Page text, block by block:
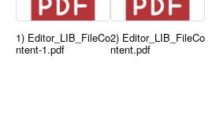
1) Editor_LIB_FileCo
ntent-1.pdf
2) Editor_LIB_FileCo
ntent.pdf